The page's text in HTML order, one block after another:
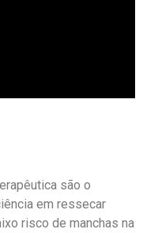
são o
em ressecar
risco de manchas na